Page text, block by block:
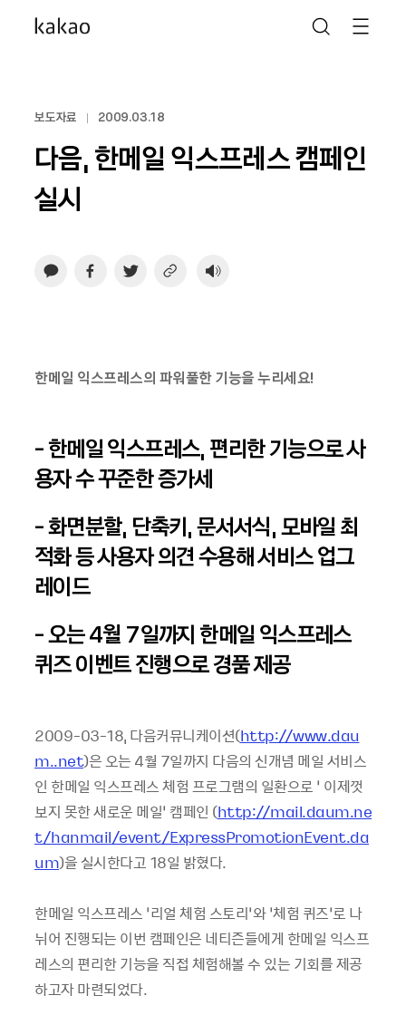
보도자료 2009.03.18
다음, 한메일 익스프레스 캠페인
실시
한메일 익스프레스의 파워풀한 기능을 누리세요!
- 한메일 익스프레스, 편리한 기능으로 사
용자 수 꾸준한 증가세
- 화면분할, 단축키, 문서서식, 모바일 최
적화 등 사용자 의견 수용해 서비스 업그
레이드
- 오는 4월 7일까지 한메일 익스프레스
퀴즈 이벤트 진행으로 경품 제공
2009-03-18, 다음커뮤니케이션(http://www.dau
m..net)은 오는 4월 7일까지 다음의 신개념 메일 서비스
인 한메일 익스프레스 체험 프로그램의 일환으로 ‘ 이제껏
보지 못한 새로운 메일’ 캠페인 (http://mail.daum.ne
t/hanmail/event/ExpressPromotionEvent.da
um)을 실시한다고 18일 밝혔다.
한메일 익스프레스 ‘리얼 체험 스토리’와 ‘체험 퀴즈’로 나
뉘어 진행되는 이번 캠페인은 네티즌들에게 한메일 익스프
레스의 편리한 기능을 직접 체험해볼 수 있는 기회를 제공
하고자 마련되었다.